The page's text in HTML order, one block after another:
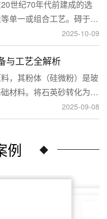
世纪70年代前建成的选
单一或组合工艺。碍于当
遍较低，大量细粒金、包
尾矿中，造成了巨大的经
2025-10-09
与工艺全解析
，其粉体（硅微粉）是玻
材料。将石英砂转化为高
石英砂磨粉成套设备。本
面解析这条生产线。
2025-09-08
例